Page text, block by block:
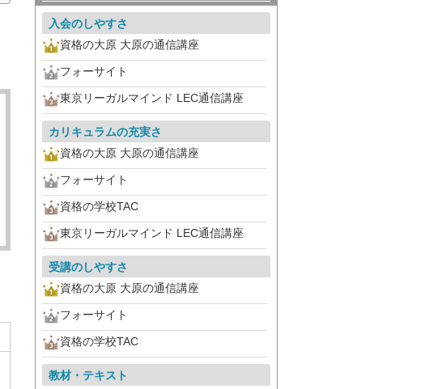
入会のしやすさ
資格の大原 大原の通信講座
フォーサイト
東京リーガルマインド LEC通信講座
カリキュラムの充実さ
資格の大原 大原の通信講座
フォーサイト
資格の学校TAC
東京リーガルマインド LEC通信講座
受講のしやすさ
資格の大原 大原の通信講座
フォーサイト
資格の学校TAC
教材・テキスト